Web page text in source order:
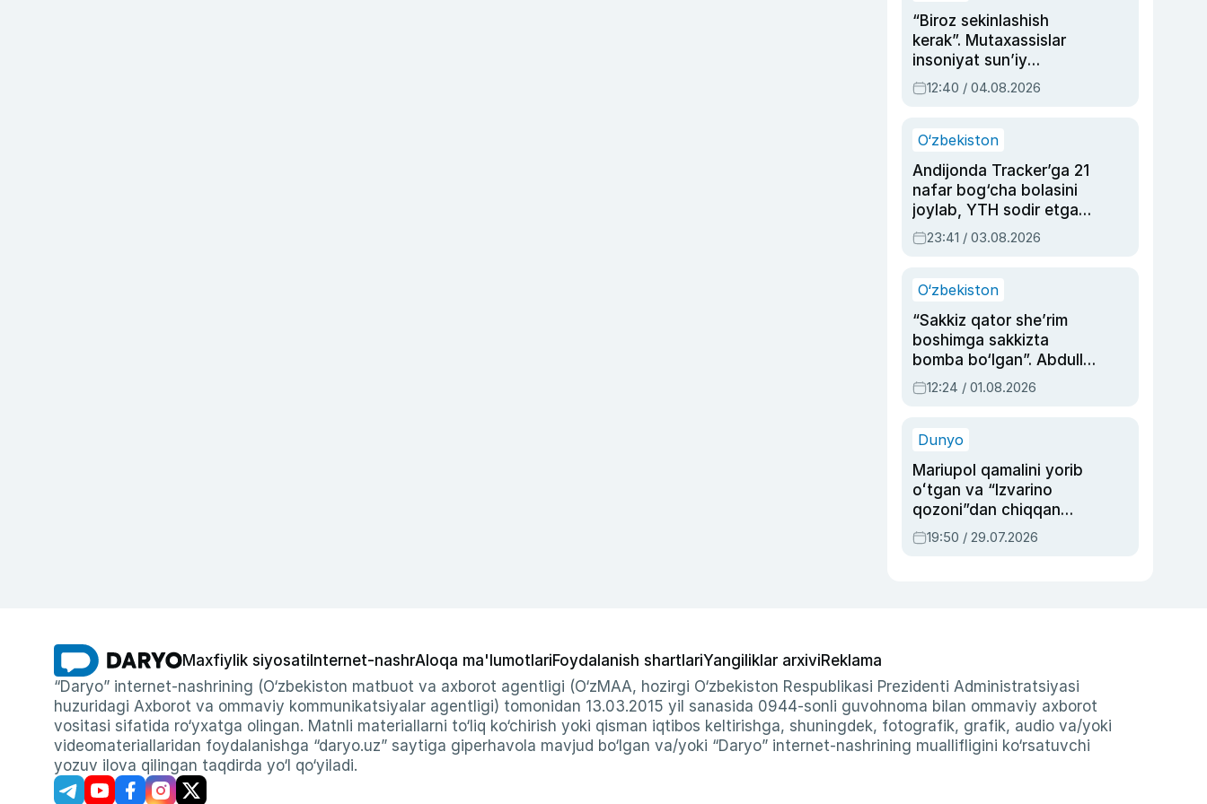
“Biroz sekinlashish
kerak”. Mutaxassislar
insoniyat sun’iy
intellektni boshqara
olmay qolishidan xavotir
12:40 / 04.08.2026
O‘zbekiston
Andijonda Tracker’ga 21
nafar bog‘cha bolasini
joylab, YTH sodir etgan
ayolga sud hukmi o‘qildi
23:41 / 03.08.2026
O‘zbekiston
“Sakkiz qator she’rim
boshimga sakkizta
bomba bo‘lgan”. Abdulla
Oripovni siyosiy
ayblovlardan asrab
12:24 / 01.08.2026
Dunyo
Mariupol qamalini yorib
oʻtgan va “Izvarino
qozoni”dan chiqqan
qahramon — Ukraina
armiyasi bosh
19:50 / 29.07.2026
Maxfiylik siyosati Internet-nashrAloqa ma'lumotlariFoydalanish shartlariYangiliklar arxiviReklama
“Daryo” internet-nashrining (O‘zbekiston matbuot va axborot agentligi (O‘zMAA, hozirgi O‘zbekiston Respublikasi Prezidenti Administratsiyasi
huzuridagi Axborot va ommaviy kommunikatsiyalar agentligi) tomonidan 13.03.2015 yil sanasida 0944-sonli guvohnoma bilan ommaviy axborot
vositasi sifatida ro‘yxatga olingan. Matnli materiallarni to‘liq ko‘chirish yoki qisman iqtibos keltirishga, shuningdek, fotografik, grafik, audio va/yoki
videomateriallaridan foydalanishga “daryo.uz” saytiga giperhavola mavjud bo‘lgan va/yoki “Daryo” internet-nashrining muallifligini ko‘rsatuvchi
yozuv ilova qilingan taqdirda yo‘l qo‘yiladi.